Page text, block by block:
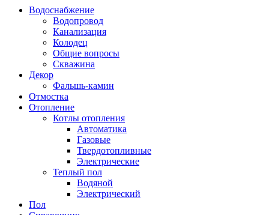
Водоснабжение
Водопровод
Канализация
Колодец
Общие вопросы
Скважина
Декор
Фальшь-камин
Отмостка
Отопление
Котлы отопления
Автоматика
Газовые
Твердотопливные
Электрические
Теплый пол
Водяной
Электрический
Пол